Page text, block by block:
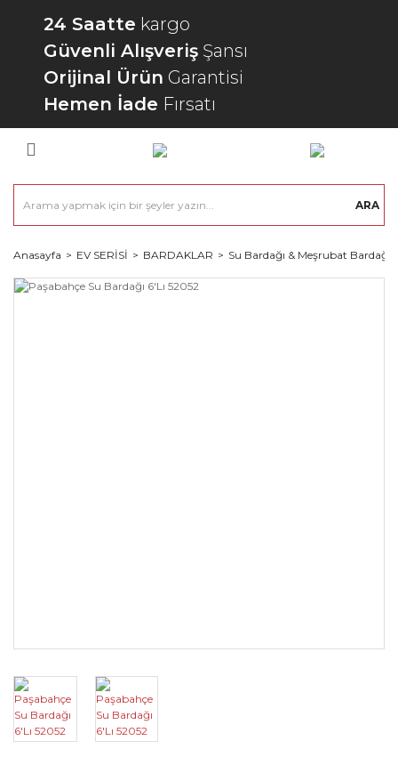
24 Saatte kargo
Güvenli Alışveriş Şansı
Orijinal Ürün Garantisi
Hemen İade Fırsatı
ARA
Anasayfa EV SERİSİ BARDAKLAR Su Bardağı & Meşrubat Bardağı